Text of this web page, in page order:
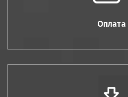
Оплата